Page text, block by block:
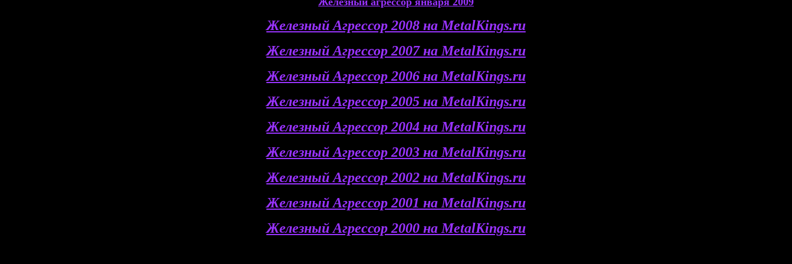
Железный Агрессор 2008 на MetalKings.ru
Железный Агрессор 2007 на MetalKings.ru
Железный Агрессор 2006 на MetalKings.ru
Железный Агрессор 2005 на MetalKings.ru
Железный Агрессор 2004 на MetalKings.ru
Железный Агрессор 2003 на MetalKings.ru
Железный Агрессор 2002 на MetalKings.ru
Железный Агрессор 2001 на MetalKings.ru
Железный Агрессор 2000 на MetalKings.ru